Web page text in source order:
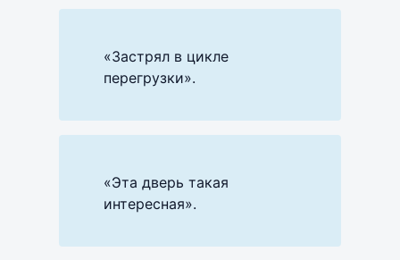
«Застрял в цикле
перегрузки».
«Эта дверь такая
интересная».